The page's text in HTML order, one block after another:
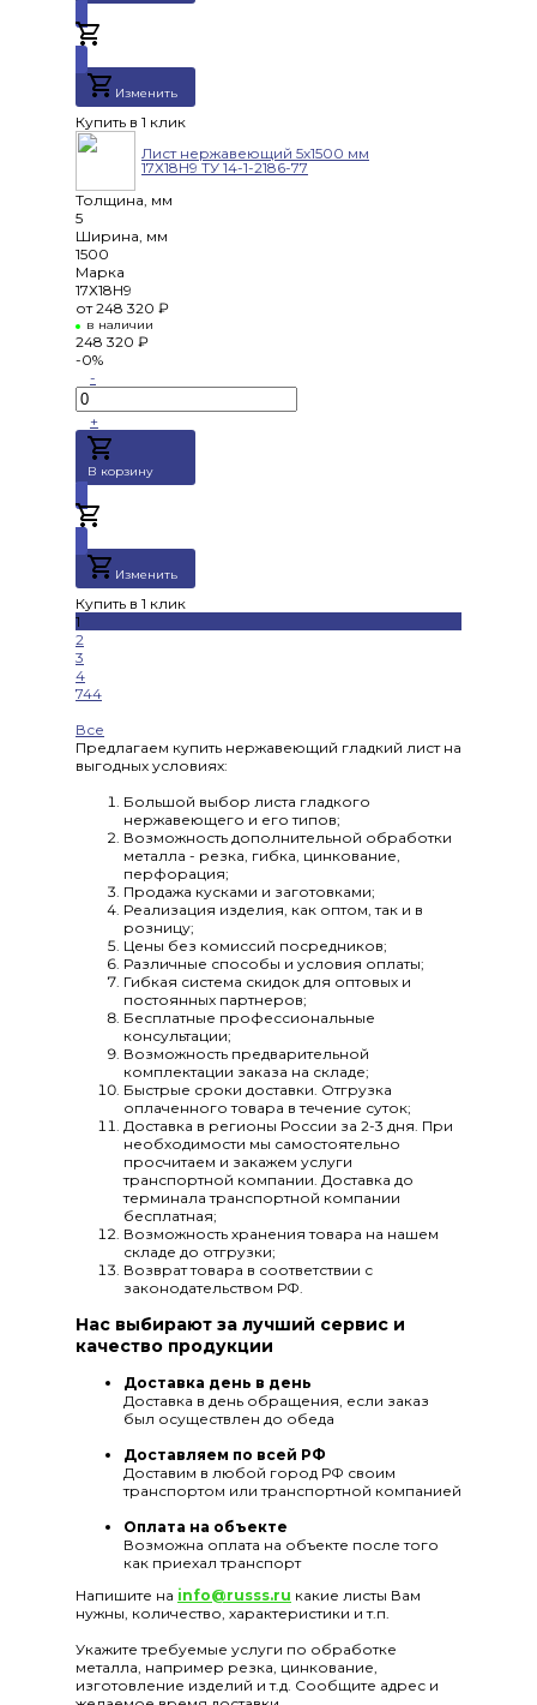
Изменить
Купить в 1 клик
Лист нержавеющий 5х1500 мм
17Х18Н9 ТУ 14-1-2186-77
Толщина, мм
5
Ширина, мм
1500
Марка
17Х18Н9
от 248 320 ₽
в наличии
248 320 ₽
-0%
-
+
В корзину
Изменить
Купить в 1 клик
1
2
3
4
744
Все
Предлагаем купить нержавеющий гладкий лист на
выгодных условиях:
Большой выбор листа гладкого
нержавеющего и его типов;
Возможность дополнительной обработки
металла - резка, гибка, цинкование,
перфорация;
Продажа кусками и заготовками;
Реализация изделия, как оптом, так и в
розницу;
Цены без комиссий посредников;
Различные способы и условия оплаты;
Гибкая система скидок для оптовых и
постоянных партнеров;
Бесплатные профессиональные
консультации;
Возможность предварительной
комплектации заказа на складе;
Быстрые сроки доставки. Отгрузка
оплаченного товара в течение суток;
Доставка в регионы России за 2-3 дня. При
необходимости мы самостоятельно
просчитаем и закажем услуги
транспортной компании. Доставка до
терминала транспортной компании
бесплатная;
Возможность хранения товара на нашем
складе до отгрузки;
Возврат товара в соответствии с
законодательством РФ.
Нас выбирают за лучший сервис и
качество продукции
Доставка день в день
Доставка в день обращения, если заказ
был осуществлен до обеда
Доставляем по всей РФ
Доставим в любой город РФ своим
транспортом или транспортной компанией
Оплата на объекте
Возможна оплата на объекте после того
как приехал транспорт
Напишите на info@russs.ru какие листы Вам
нужны, количество, характеристики и т.п.
Укажите требуемые услуги по обработке
металла, например резка, цинкование,
изготовление изделий и т.д. Сообщите адрес и